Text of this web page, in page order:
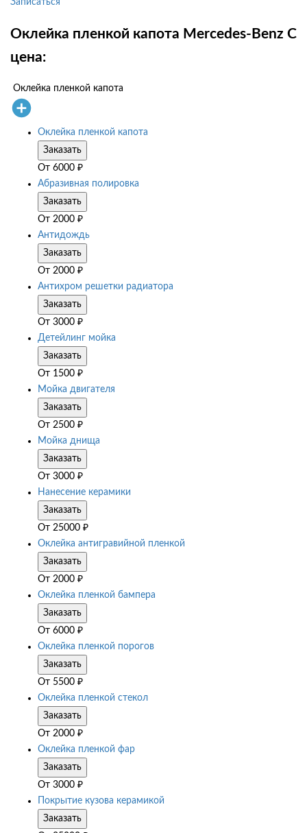
Записаться
Оклейка пленкой капота Mercedes-Benz C
цена:
Оклейка пленкой капота
Оклейка пленкой капота
Заказать
От 6000 ₽
Абразивная полировка
Заказать
От 2000 ₽
Антидождь
Заказать
От 2000 ₽
Антихром решетки радиатора
Заказать
От 3000 ₽
Детейлинг мойка
Заказать
От 1500 ₽
Мойка двигателя
Заказать
От 2500 ₽
Мойка днища
Заказать
От 3000 ₽
Нанесение керамики
Заказать
От 25000 ₽
Оклейка антигравийной пленкой
Заказать
От 2000 ₽
Оклейка пленкой бампера
Заказать
От 6000 ₽
Оклейка пленкой порогов
Заказать
От 5500 ₽
Оклейка пленкой стекол
Заказать
От 2000 ₽
Оклейка пленкой фар
Заказать
От 3000 ₽
Покрытие кузова керамикой
Заказать